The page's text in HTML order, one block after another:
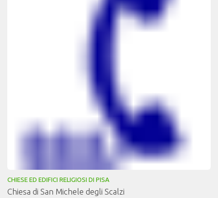
CHIESE ED EDIFICI RELIGIOSI DI PISA
Chiesa di San Michele degli Scalzi